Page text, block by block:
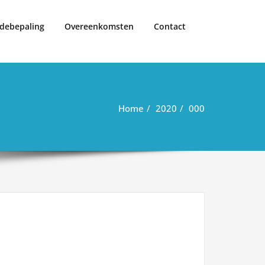
Overeenkomsten Contact
Home 2020 000